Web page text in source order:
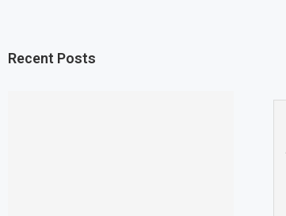
Recent Posts